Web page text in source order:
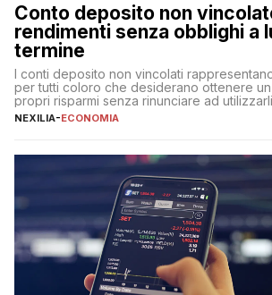
Conto deposito non
rendimenti senza obblighi a
termine
I conti deposito non vincolati
per tutti coloro che desiderano ottenere
propri risparmi senza rinunciare ad
necessità. A differenza delle forme
flessibilità e rendimento. Come funzionano
NEXILIA-ECONOMIA